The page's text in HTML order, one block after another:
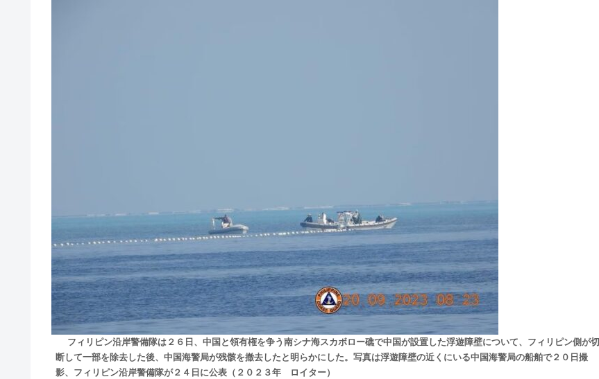
フィリピン沿岸警備隊は２６日、中国と領有権を争う南シナ海スカボロー礁で中国が設置した浮遊障壁について、フィリピン側が切
断して一部を除去した後、中国海警局が残骸を撤去したと明らかにした。写真は浮遊障壁の近くにいる中国海警局の船舶で２０日撮
影、フィリピン沿岸警備隊が２４日に公表（２０２３年 ロイター）